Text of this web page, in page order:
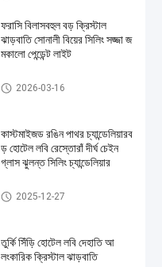
ফরাসি বিলাসবহুল বড় ক্রিস্টাল
ঝাড়বাতি সোনালী বিয়ের সিলিং সজ্জা জ
মকালো পেন্ডেন্ট লাইট
বড় চ্যান্ডেলিয়ার
2026-03-16
কাস্টমাইজড রঙিন পাথর চ্যান্ডেলিয়ারব
ড় হোটেল লবি রেস্তোরাঁ দীর্ঘ চেইন
গ্লাস ঝুলন্ত সিলিং চ্যান্ডেলিয়ার
বড় চ্যান্ডেলিয়ার
2025-12-27
তুর্কি সিঁড়ি হোটেল লবি দেহাতি আ
লংকারিক ক্রিস্টাল ঝাড়বাতি